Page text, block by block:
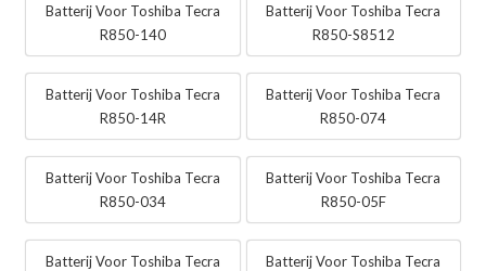
Batterij Voor Toshiba Tecra
R850-140
Batterij Voor Toshiba Tecra
R850-S8512
Batterij Voor Toshiba Tecra
R850-14R
Batterij Voor Toshiba Tecra
R850-074
Batterij Voor Toshiba Tecra
R850-034
Batterij Voor Toshiba Tecra
R850-05F
Batterij Voor Toshiba Tecra
Batterij Voor Toshiba Tecra